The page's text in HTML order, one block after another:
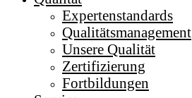
Expertenstandards
Qualitätsmanagement
Unsere Qualität
Zertifizierung
Fortbildungen